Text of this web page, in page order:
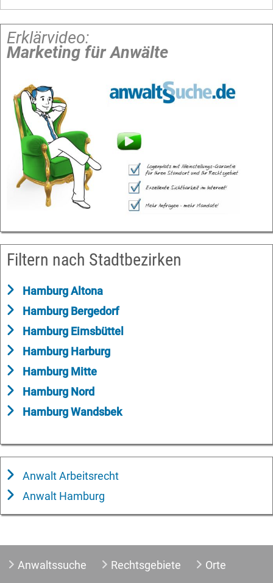
Erklärvideo:
Marketing für Anwälte
Filtern nach Stadtbezirken
Hamburg Altona
Hamburg Bergedorf
Hamburg Eimsbüttel
Hamburg Harburg
Hamburg Mitte
Hamburg Nord
Hamburg Wandsbek
Anwalt Arbeitsrecht
Anwalt Hamburg
Anwaltssuche Rechtsgebiete
Orte